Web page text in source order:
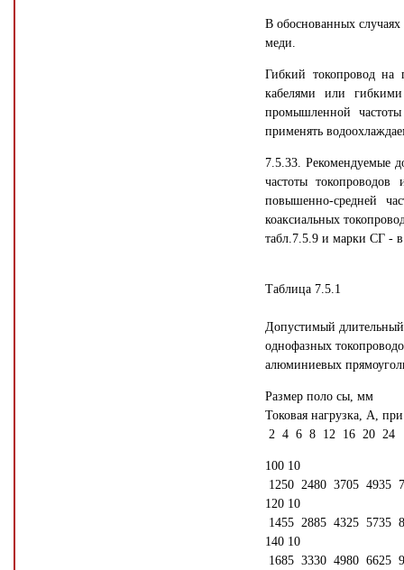
В обоснованных случаях
меди.
Гибкий токопровод на
кабелями или
промышленной
применять
7.5.33. Рекомендуемые
частоты
повышенно-средней
коаксиальных
табл.7.5.9 и марки СГ -
Таблица 7.5.1
Допустимый
однофазных
алюминиевых
Размер поло сы, мм
Токовая нагрузка, А,
2 4 6 8 12 16 20 24
100 10
1250 2480 3705 4935
120 10
1455 2885 4325 5735
140 10
1685 3330 4980 6625